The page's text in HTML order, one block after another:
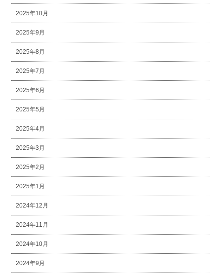
2025年10月
2025年9月
2025年8月
2025年7月
2025年6月
2025年5月
2025年4月
2025年3月
2025年2月
2025年1月
2024年12月
2024年11月
2024年10月
2024年9月